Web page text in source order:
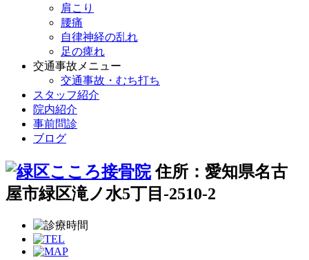
肩こり
腰痛
自律神経の乱れ
足の痺れ
交通事故メニュー
交通事故・むち打ち
スタッフ紹介
院内紹介
事前問診
ブログ
住所：愛知県名古
屋市緑区滝ノ水5丁目-2510-2